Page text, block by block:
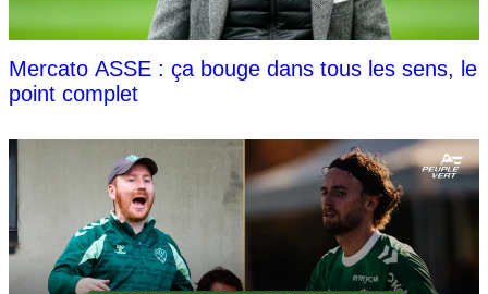
Mercato ASSE : ça bouge dans tous les sens, le
point complet